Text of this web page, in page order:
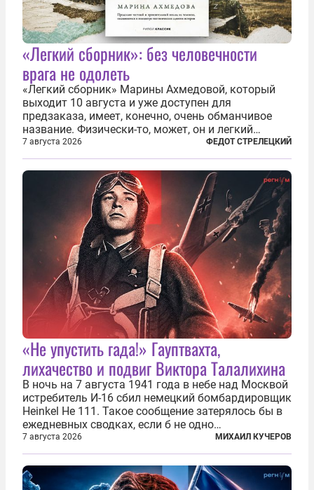
«Легкий сборник»: без человечности
врага не одолеть
«Легкий сборник» Марины Ахмедовой, который
выходит 10 августа и уже доступен для
предзаказа, имеет, конечно, очень обманчивое
название. Физически-то, может, он и легкий
относительно. Но метафизически —
безотносительно тяжелый. Десять рассказов,
каждый из которых напрямую или косвенно (в
основном —...
7 августа 2026 ФЕДОТ СТРЕЛЕЦКИЙ
«Не упустить гада!» Гауптвахта,
лихачество и подвиг Виктора Талалихина
В ночь на 7 августа 1941 года в небе над Москвой
истребитель И-16 сбил немецкий бомбардировщик
Heinkel He 111. Такое сообщение затерялось бы в
ежедневных сводках, если б не одно
обстоятельство. Это был один из первых в
истории отечественной авиации ночных таранов.
У пилота — младшего лейтенанта...
7 августа 2026 МИХАИЛ КУЧЕРОВ